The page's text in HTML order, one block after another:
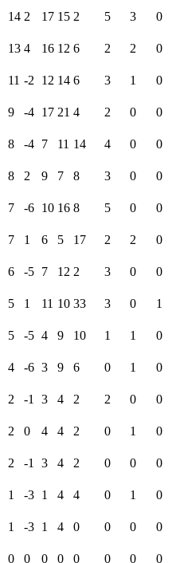
14 2 17 15 2 5 3
0
13 4 16 12 6 2 2
0
11 -2 12 14 6 3 1
0
9 -4 17 21 4 2 0
0
8 -4 7 11 14 4 0
0
8 2 9 7 8 3 0
0
7 -6 10 16 8 5 0
0
7 1 6 5 17 2 2
0
6 -5 7 12 2 3 0
0
5 1 11 10 33 3 0
1
5 -5 4 9 10 1 1
0
4 -6 3 9 6 0 1
0
2 -1 3 4 2 2 0
0
2 0 4 4 2 0 1
0
2 -1 3 4 2 0 0
0
1 -3 1 4 4 0 1
0
1 -3 1 4 0 0 0
0
0 0 0 0 0 0 0
0